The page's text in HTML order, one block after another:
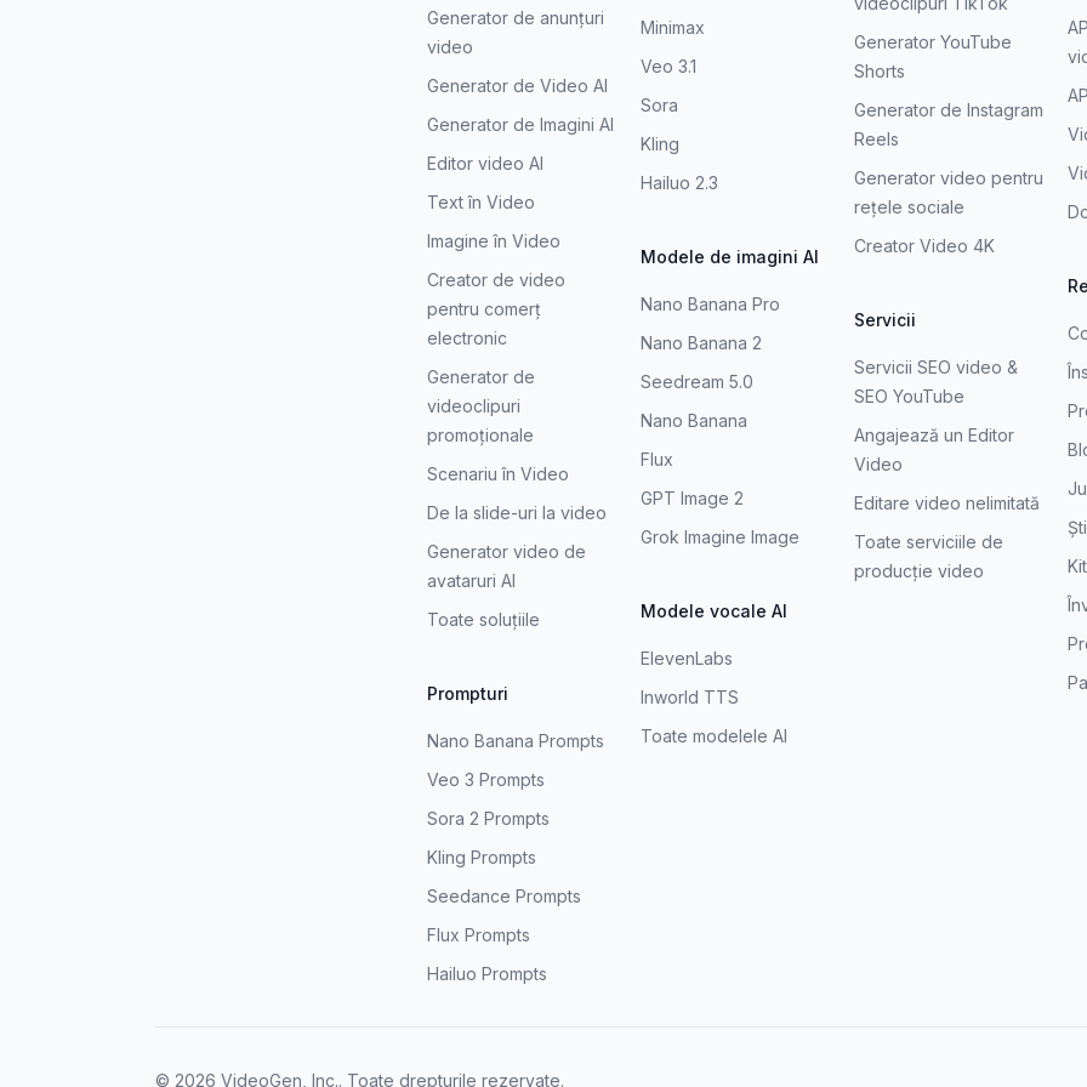
Generator de anunțuri
video
Generator de Video AI
Generator de Imagini AI
Editor video AI
Text în Video
Imagine în Video
Creator de video
pentru comerț
electronic
Generator de
videoclipuri
promoționale
Scenariu în Video
De la slide-uri la video
Generator video de
avataruri AI
Toate soluțiile
Prompturi
Nano Banana Prompts
Veo 3 Prompts
Sora 2 Prompts
Kling Prompts
Seedance Prompts
Flux Prompts
Hailuo Prompts
Minimax
Veo 3.1
Sora
Kling
Hailuo 2.3
Modele de imagini AI
Nano Banana Pro
Nano Banana 2
Seedream 5.0
Nano Banana
Flux
GPT Image 2
Grok Imagine Image
Modele vocale AI
ElevenLabs
Inworld TTS
Toate modelele AI
Generator YouTube
Shorts
Generator de Instagram
Reels
Generator video pentru
rețele sociale
Creator Video 4K
Servicii
Servicii SEO video &
SEO YouTube
Angajează un Editor
Video
Editare video nelimitată
Toate serviciile de
producție video
© 2026 VideoGen, Inc.. Toate drepturile rezervate.